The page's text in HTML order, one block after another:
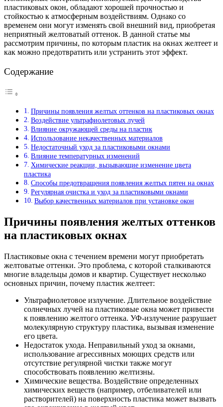
пластиковых окон, обладают хорошей прочностью и
стойкостью к атмосферным воздействиям. Однако со
временем они могут изменять свой внешний вид, приобретая
неприятный желтоватый оттенок. В данной статье мы
рассмотрим причины, по которым пластик на окнах желтеет и
как можно предотвратить или устранить этот эффект.
Содержание
Причины появления желтых оттенков на пластиковых окнах
Воздействие ультрафиолетовых лучей
Влияние окружающей среды на пластик
Использование некачественных материалов
Недостаточный уход за пластиковыми окнами
Влияние температурных изменений
Химические реакции, вызывающие изменение цвета
пластика
Способы предотвращения появления желтых пятен на окнах
Регулярная очистка и уход за пластиковыми окнами
Выбор качественных материалов при установке окон
Причины появления желтых оттенков
на пластиковых окнах
Пластиковые окна с течением времени могут приобретать
желтоватые оттенки. Это проблема, с которой сталкиваются
многие владельцы домов и квартир. Существует несколько
основных причин, почему пластик желтеет:
Ультрафиолетовое излучение. Длительное воздействие
солнечных лучей на пластиковые окна может привести
к появлению желтого оттенка. УФ-излучение разрушает
молекулярную структуру пластика, вызывая изменение
его цвета.
Недостаток ухода. Неправильный уход за окнами,
использование агрессивных моющих средств или
отсутствие регулярной чистки также могут
способствовать появлению желтизны.
Химические вещества. Воздействие определенных
химических веществ (например, отбеливателей или
растворителей) на поверхность пластика может вызвать